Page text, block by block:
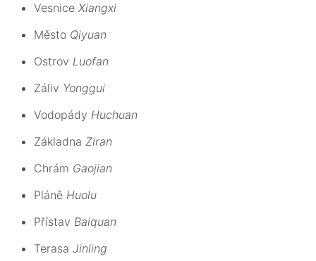
Vesnice Xiangxi
Město Qiyuan
Ostrov Luofan
Záliv Yonggui
Vodopády Huchuan
Základna Ziran
Chrám Gaojian
Pláně Huolu
Přístav Baiquan
Terasa Jinling